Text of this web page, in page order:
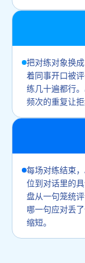
把对练对象换
着同事开口被
练几十遍都行
频次的重复让
每场对练结束
位到对话里的
盘从一句笼统
哪一句应对丢
缩短。